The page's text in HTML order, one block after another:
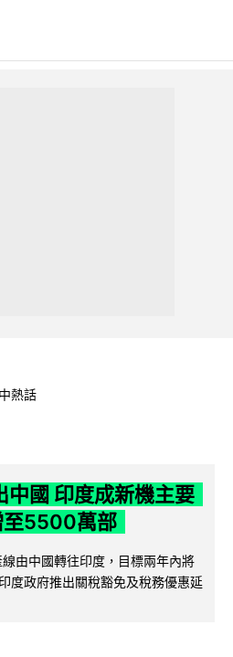
熱話
中國 印度成新機主要
至5500萬部
由中國轉往印度，目標兩年內將
度政府推出關稅豁免及稅務優惠延